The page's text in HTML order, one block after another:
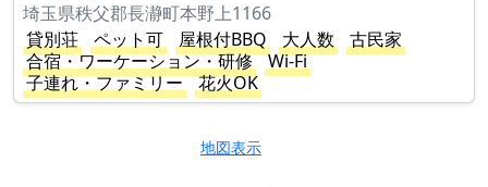
埼玉県秩父郡長瀞町本野上1166
貸別荘
ペット可 屋根付BBQ 大人数
古民家
合宿・ワーケーション・研修
Wi-Fi
子連れ・ファミリー
花火OK
地図表示